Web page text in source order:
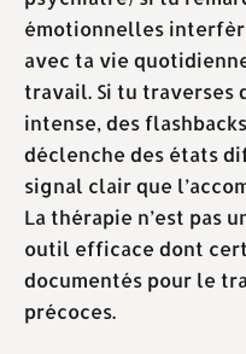
émotionnelles
avec ta vie
travail. Si tu traverses
intense, des
déclenche des états
signal clair que
La thérapie n’est pas
outil efficace dont
documentés pour le
précoces.